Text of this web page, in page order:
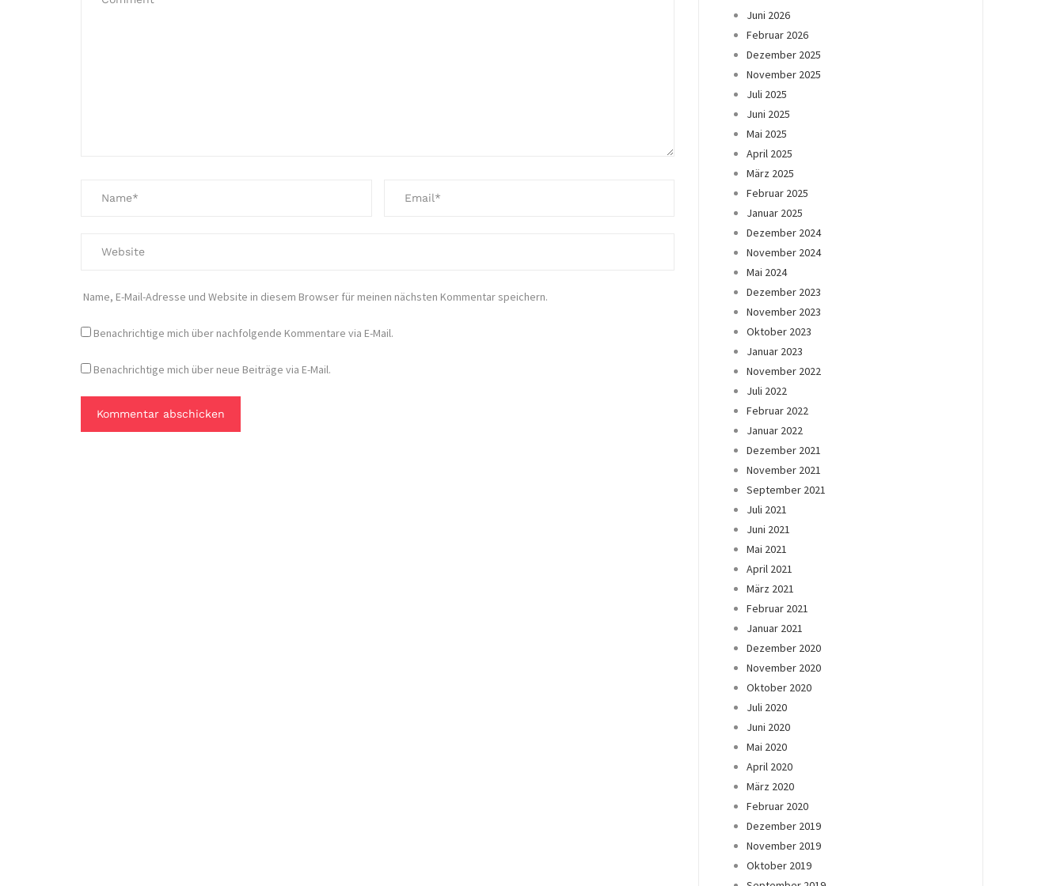
Name, E-Mail-Adresse und Website in diesem Browser für meinen nächsten Kommentar speichern.
Benachrichtige mich über nachfolgende Kommentare via E-Mail.
Benachrichtige mich über neue Beiträge via E-Mail.
Juni 2026
Februar 2026
Dezember 2025
November 2025
Juli 2025
Juni 2025
Mai 2025
April 2025
März 2025
Februar 2025
Januar 2025
Dezember 2024
November 2024
Mai 2024
Dezember 2023
November 2023
Oktober 2023
Januar 2023
November 2022
Juli 2022
Februar 2022
Januar 2022
Dezember 2021
November 2021
September 2021
Juli 2021
Juni 2021
Mai 2021
April 2021
März 2021
Februar 2021
Januar 2021
Dezember 2020
November 2020
Oktober 2020
Juli 2020
Juni 2020
Mai 2020
April 2020
März 2020
Februar 2020
Dezember 2019
November 2019
Oktober 2019